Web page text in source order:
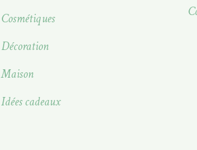
Cosmétiques
Décoration
Maison
Idées cadeaux